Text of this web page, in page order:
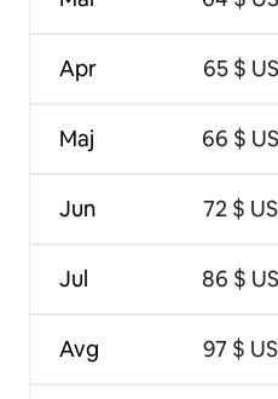
Apr
Maj
Jun
Jul
Avg
65 $
66 $
72 $
86 $
97 $